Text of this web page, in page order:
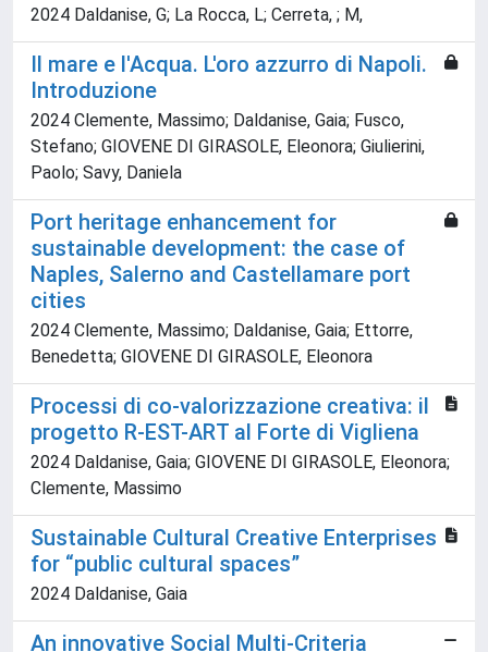
2024 Daldanise, G; La Rocca, L; Cerreta, ; M,
Il mare e l'Acqua. L'oro azzurro di Napoli.
Introduzione
2024 Clemente, Massimo; Daldanise, Gaia; Fusco,
Stefano; GIOVENE DI GIRASOLE, Eleonora; Giulierini,
Paolo; Savy, Daniela
Port heritage enhancement for
sustainable development: the case of
Naples, Salerno and Castellamare port
cities
2024 Clemente, Massimo; Daldanise, Gaia; Ettorre,
Benedetta; GIOVENE DI GIRASOLE, Eleonora
Processi di co-valorizzazione creativa: il
progetto R-EST-ART al Forte di Vigliena
2024 Daldanise, Gaia; GIOVENE DI GIRASOLE, Eleonora;
Clemente, Massimo
Sustainable Cultural Creative Enterprises
for “public cultural spaces”
2024 Daldanise, Gaia
An innovative Social Multi-Criteria